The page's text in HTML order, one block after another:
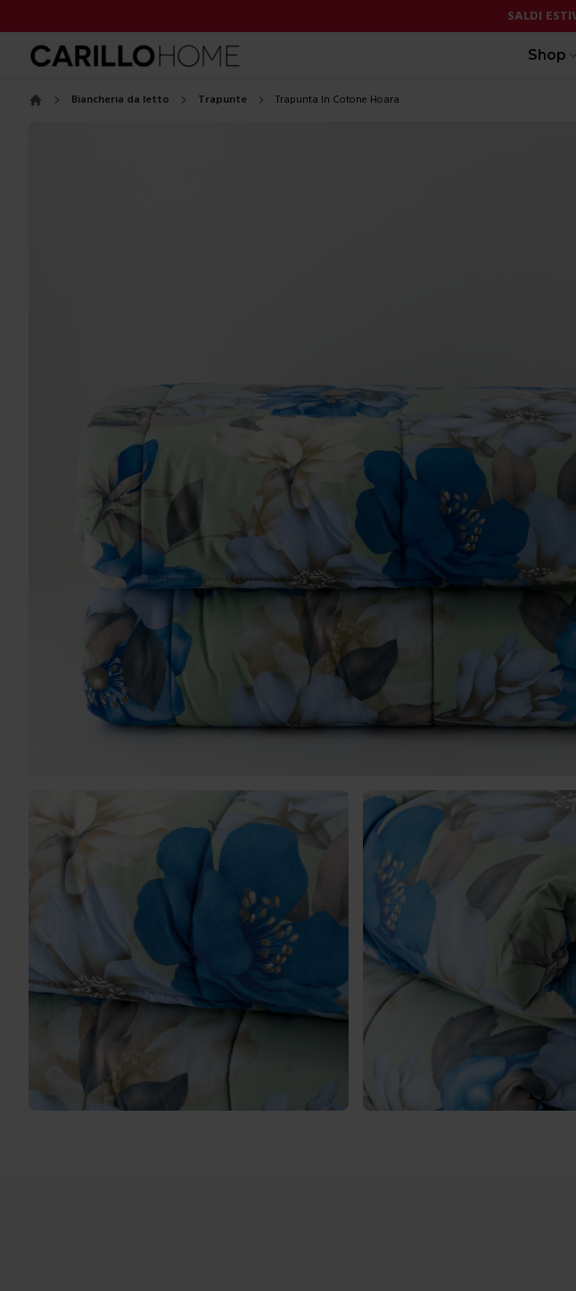
SALDI
Shop
Biancheria da letto Trapunte Trapunta In Cotone Hoara